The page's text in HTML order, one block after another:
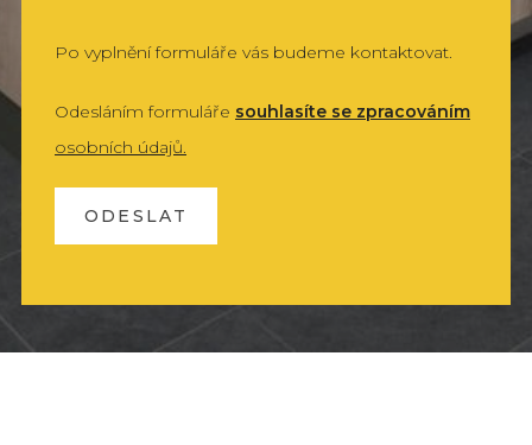
Po vyplnění formuláře vás budeme kontaktovat.
Odesláním formuláře souhlasíte se zpracováním
osobních údajů.
ODESLAT